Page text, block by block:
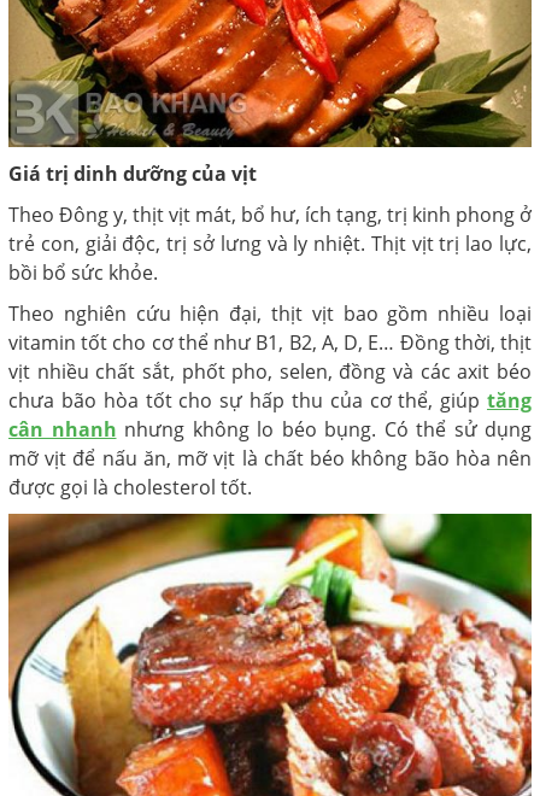
Giá trị dinh dưỡng của vịt
Theo Đông y, thịt vịt mát, bổ hư, ích tạng, trị kinh phong ở
trẻ con, giải độc, trị sở lưng và ly nhiệt. Thịt vịt trị lao lực,
bồi bổ sức khỏe.
Theo nghiên cứu hiện đại, thịt vịt bao gồm nhiều loại
vitamin tốt cho cơ thể như B1, B2, A, D, E… Đồng thời, thịt
vịt nhiều chất sắt, phốt pho, selen, đồng và các axit béo
chưa bão hòa tốt cho sự hấp thu của cơ thể, giúp tăng
cân nhanh nhưng không lo béo bụng. Có thể sử dụng
mỡ vịt để nấu ăn, mỡ vịt là chất béo không bão hòa nên
được gọi là cholesterol tốt.